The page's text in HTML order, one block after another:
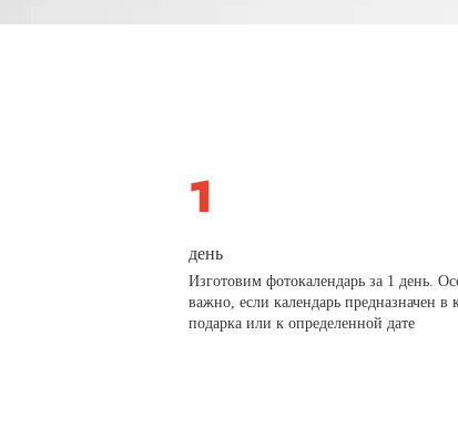
день
Изготовим фотокалендарь за 1 день.
важно, если календарь предназначен в
подарка или к определенной дате